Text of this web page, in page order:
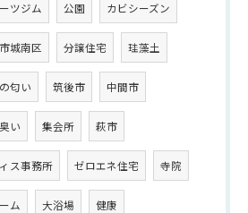
ツジム 公園 カビシーズン
城南区 分譲住宅 珪藻土
匂い 筑後市 中間市
い 集会所 萩市
ス事務所 ゼロエネ住宅 寺院
ム 大浴場 健康